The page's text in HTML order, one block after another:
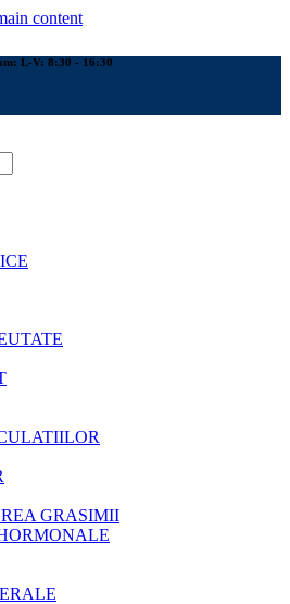
content
L-V: 8:30 - 16:30
GRASIMII